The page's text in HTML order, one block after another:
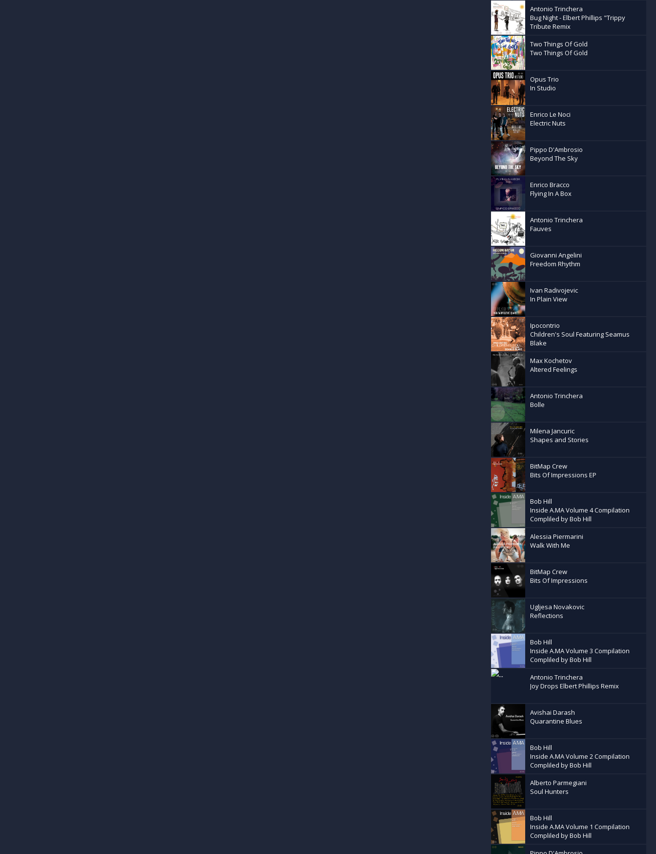
Antonio Trinchera
Bug Night - Elbert Phillips "Trippy
Tribute Remix
Two Things Of Gold
Two Things Of Gold
Opus Trio
In Studio
Enrico Le Noci
Electric Nuts
Pippo D'Ambrosio
Beyond The Sky
Enrico Bracco
Flying In A Box
Antonio Trinchera
Fauves
Giovanni Angelini
Freedom Rhythm
Ivan Radivojevic
In Plain View
Ipocontrio
Children's Soul Featuring Seamus
Blake
Max Kochetov
Altered Feelings
Antonio Trinchera
Bolle
Milena Jancuric
Shapes and Stories
BitMap Crew
Bits Of Impressions EP
Bob Hill
Inside A.MA Volume 4 Compilation
Compliled by Bob Hill
Alessia Piermarini
Walk With Me
BitMap Crew
Bits Of Impressions
Ugljesa Novakovic
Reflections
Bob Hill
Inside A.MA Volume 3 Compilation
Compliled by Bob Hill
Antonio Trinchera
Joy Drops Elbert Phillips Remix
Avishai Darash
Quarantine Blues
Bob Hill
Inside A.MA Volume 2 Compilation
Compliled by Bob Hill
Alberto Parmegiani
Soul Hunters
Bob Hill
Inside A.MA Volume 1 Compilation
Compliled by Bob Hill